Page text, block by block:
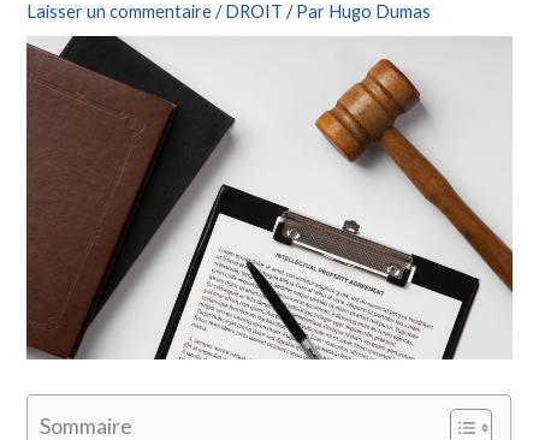
Laisser un commentaire /DROIT / Par Hugo Dumas
Sommaire